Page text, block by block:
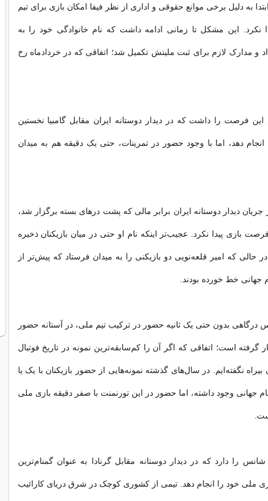
به دلیل برخی موانع حقوقی و اداری از نظر فیفا امکان بازی برای تیم
نکرد. این مشکل تا زمانی ادامه داشت که نام خانوادگی خود را به
و مدارک لازم برای ثبت ملیتش تکمیل شد؛ اتفاقی که در خردادماه رخ
فرصت را داشت که در دیدار دوستانه ایران مقابل گامبیا نخستین
دهد، اما با وجود حضور در تمرینات، حتی یک دقیقه هم به میدان
دیدار دوستانه ایران برابر مالی که پشت درهای بسته برگزار شد،
بازی پیدا نکرد. عجیب‌تر اینکه نام او حتی در میان بازیکنان ذخیره
حالی که امیر قلعه‌نویی دو بازیکنی را به میدان فرستاد که پیش‌تر از
خط خورده بودند.
درگاهی بدون حتی یک ثانیه حضور در ترکیب تیم ملی، در آستانه حضور
گرفته است؛ اتفاقی که اگر آن را کم‌سابقه‌ترین نمونه در تاریخ فوتبال
بیراه نگفته‌ایم. در سال‌های گذشته نمونه‌هایی از حضور بازیکنان با یک یا
جهانی وجود داشته، اما حضور در این تورنمنت با صفر دقیقه بازی ملی
شانس را دارد که در دیدار دوستانه مقابل گرنادا به عنوان گمنام‌ترین
ملی خود را انجام دهد. تیمی از کشوری کوچک در شرق دریای کارائیب